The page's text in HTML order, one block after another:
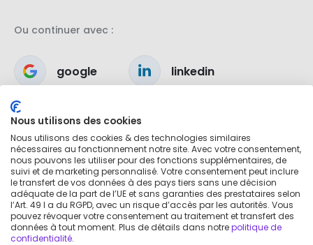
Ou continuer avec :
google linkedin
apple
Nous utilisons des cookies
Nous utilisons des cookies & des technologies similaires
nécessaires au fonctionnement notre site. Avec votre consentement,
nous pouvons les utiliser pour des fonctions supplémentaires, de
suivi et de marketing personnalisé. Votre consentement peut inclure
le transfert de vos données à des pays tiers sans une décision
adéquate de la part de l’UE et sans garanties des prestataires selon
l’Art. 49 I a du RGPD, avec un risque d’accès par les autorités. Vous
pouvez révoquer votre consentement au traitement et transfert des
données à tout moment. Plus de détails dans notrepolitique de
confidentialité.